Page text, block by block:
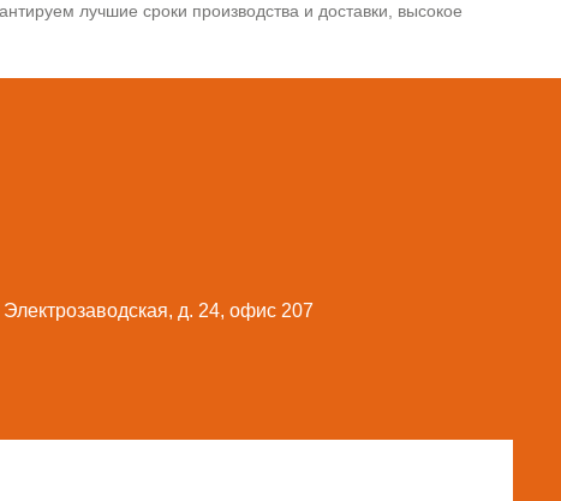
лучшие сроки производства и доставки, высокое
Электрозаводская, д. 24, офис 207